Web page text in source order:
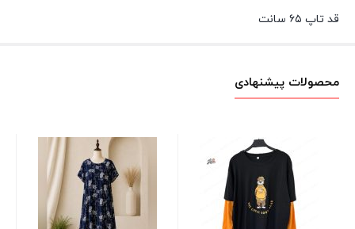
قد تاپ ۶۵ سانت
محصولات پیشنهادی